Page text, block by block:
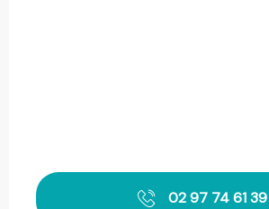
02 97 74 61 39